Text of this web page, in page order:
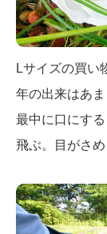
Lサイズの買い
年の出来はあ
最中に口にす
飛ぶ。目がさめ